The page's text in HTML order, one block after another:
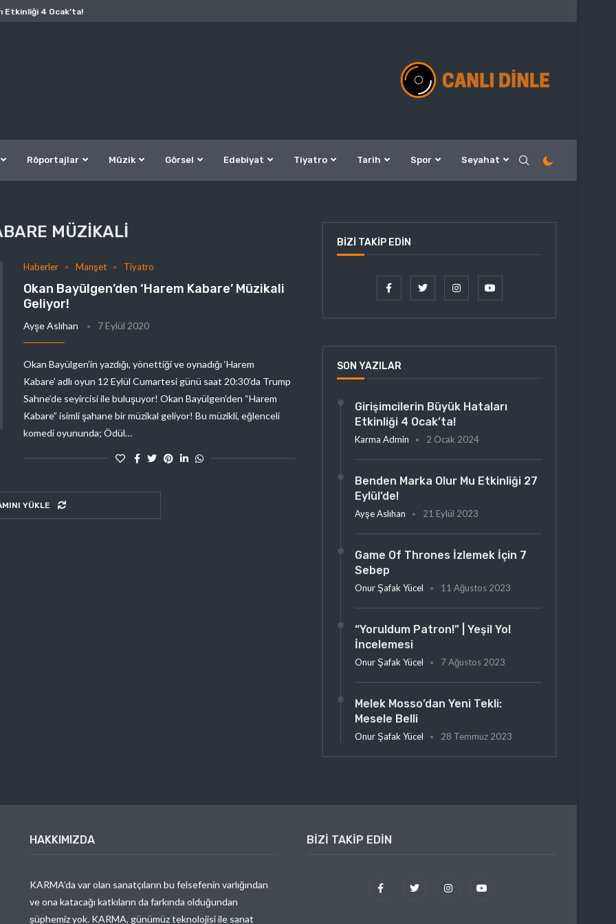
Etkinliği 4 Ocak’ta!
Röportajlar Müzik Görsel Edebiyat Tiyatro Tarih Spor Seyahat
MÜZIKALI
Haberler Manşet Tiyatro
Okan Bayülgen’den ‘Harem Kabare’ Müzikali
Geliyor!
Ayşe Aslıhan 7 Eylül 2020
Okan Bayülgen’in yazdığı, yönettiği ve oynadığı ‘Harem
Kabare’ adlı oyun 12 Eylül Cumartesi günü saat 20:30’da Trump
Sahne’de seyircisi ile buluşuyor! Okan Bayülgen’den “Harem
Kabare” isimli şahane bir müzikal geliyor! Bu müzikli, eğlenceli
komedi oyununda; Ödül…
YÜKLE
BIZI TAKIP EDIN
SON YAZILAR
Girişimcilerin Büyük Hataları
Etkinliği 4 Ocak’ta!
Karma Admin 2 Ocak 2024
Benden Marka Olur Mu Etkinliği 27
Eylül’de!
Ayşe Aslıhan 21 Eylül 2023
Game Of Thrones İzlemek İçin 7
Sebep
Onur Şafak Yücel 11 Ağustos 2023
“Yoruldum Patron!” | Yeşil Yol
İncelemesi
Onur Şafak Yücel 7 Ağustos 2023
Melek Mosso’dan Yeni Tekli:
Mesele Belli
Onur Şafak Yücel 28 Temmuz 2023
HAKKIMIZDA
KARMA’da var olan sanatçıların bu felsefenin varlığından
ve ona katacağı katkıların da farkında olduğundan
şüphemiz yok. KARMA, günümüz teknolojisi ile sanat
BIZI TAKIP EDIN